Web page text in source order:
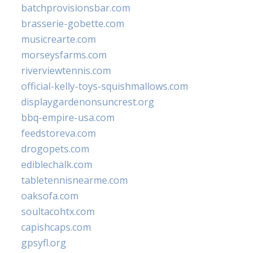
batchprovisionsbar.com
brasserie-gobette.com
musicrearte.com
morseysfarms.com
riverviewtennis.com
official-kelly-toys-squishmallows.com
displaygardenonsuncrest.org
bbq-empire-usa.com
feedstoreva.com
drogopets.com
ediblechalk.com
tabletennisnearme.com
oaksofa.com
soultacohtx.com
capishcaps.com
gpsyfl.org